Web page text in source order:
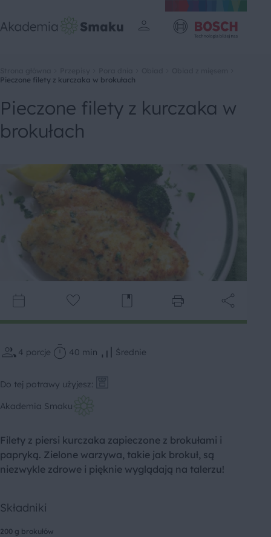
Pieczone filety z kurczaka w brokułach
Pieczone filety z kurczaka w
brokułach
4 porcje 40 min Średnie
Do tej potrawy użyjesz:
Akademia Smaku
Filety z piersi kurczaka zapieczone z brokułami i
papryką. Zielone warzywa, takie jak brokuł, są
niezwykle zdrowe i pięknie wyglądają na talerzu!
Składniki
200 g brokułów